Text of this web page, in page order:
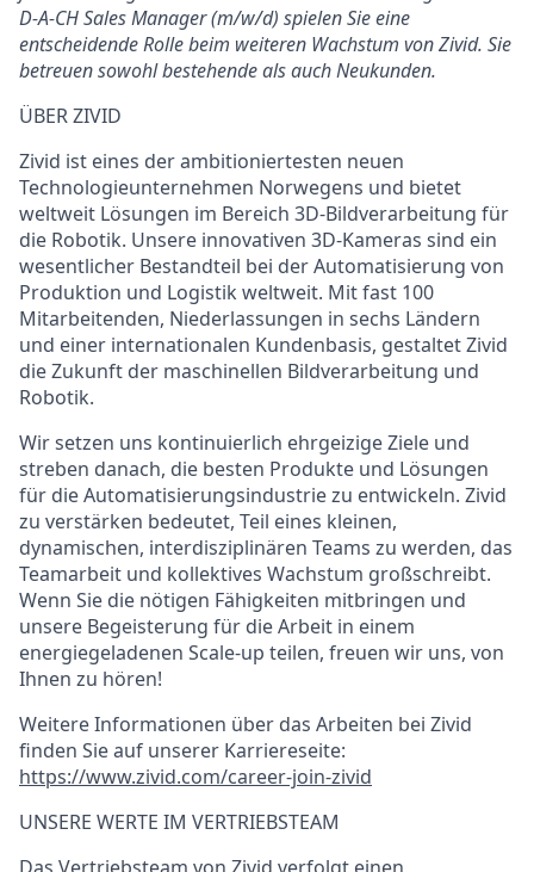
D-A-CH Sales Manager (m/w/d) spielen Sie eine
entscheidende Rolle beim weiteren Wachstum von Zivid. Sie
betreuen sowohl bestehende als auch Neukunden.
ÜBER ZIVID
Zivid ist eines der ambitioniertesten neuen
Technologieunternehmen Norwegens und bietet
weltweit Lösungen im Bereich 3D-Bildverarbeitung für
die Robotik. Unsere innovativen 3D-Kameras sind ein
wesentlicher Bestandteil bei der Automatisierung von
Produktion und Logistik weltweit. Mit fast 100
Mitarbeitenden, Niederlassungen in sechs Ländern
und einer internationalen Kundenbasis, gestaltet Zivid
die Zukunft der maschinellen Bildverarbeitung und
Robotik.
Wir setzen uns kontinuierlich ehrgeizige Ziele und
streben danach, die besten Produkte und Lösungen
für dieAutomatisierungsindustrie zu entwickeln. Zivid
zu verstärken bedeutet, Teil eines kleinen,
dynamischen, interdisziplinären Teams zu werden, das
Teamarbeit und kollektives Wachstum großschreibt.
Wenn Sie die nötigen Fähigkeiten mitbringen und
unsere Begeisterung für die Arbeit in einem
energiegeladenen Scale-up teilen, freuen wir uns, von
Ihnen zu hören!
Weitere Informationen über das Arbeiten bei Zivid
finden Sie auf unserer Karriereseite:
https://www.zivid.com/career-join-zivid
UNSERE WERTE IM VERTRIEBSTEAM